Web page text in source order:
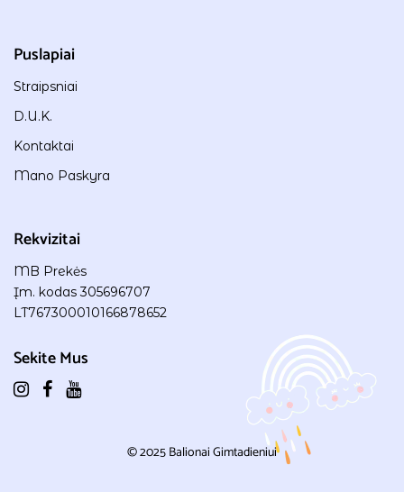
Puslapiai
Straipsniai
D.U.K.
Kontaktai
Mano Paskyra
Rekvizitai
MB Prekės
Įm. kodas 305696707
LT767300010166878652
Sekite Mus
© 2025Balionai Gimtadieniui